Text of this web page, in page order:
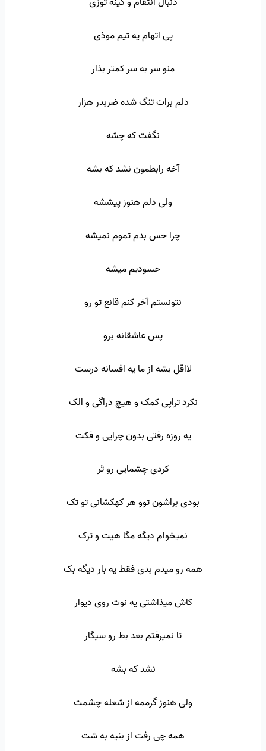
پی اتهام یه تیم موذی
منو سر به سر کمتر بذار
دلم برات تنگ شده ضربدر هزار
نگفت که چشه
آخه رابطمون نشد که بشه
ولی دلم هنوز پیششه
چرا حس بدم تموم نمیشه
حسودیم میشه
نتونستم آخر کنم قانع تو رو
پس عاشقانه برو
لااقل بشه از ما یه افسانه درست
نکرد تراپی کمک و هیچ دراگی و الک
یه روزه رفتی بدون چرایی و فکت
کردی چشمایی رو تَر
بودی براشون توو هر کهکشانی تو تک
نمیخوام دیگه مگا هیت و ترک
همه رو میدم بدی فقط یه بار دیگه بک
کاش میذاشتی یه نوت روی دیوار
تا نمیرفتم بعد بط رو سیگار
نشد که بشه
ولی هنوز گرممه از شعله چشمت
همه چی رفت از بنیه به شت